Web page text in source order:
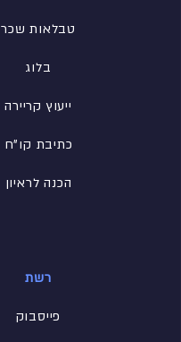
טבלאות שכר
בלוג
ייעוץ קריירה
כתיבת קו"ח
הכנה לראיון
רשת
פייסבוק